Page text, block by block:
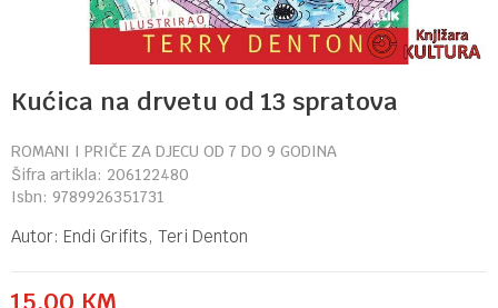
Kućica na drvetu od 13 spratova
ROMANI I PRIČE ZA DJECU OD 7 DO 9 GODINA
Šifra artikla: 206122480
Isbn: 9789926351731
Autor: Endi Grifits, Teri Denton
15,00 KM